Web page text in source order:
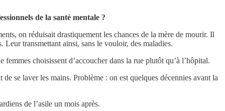
de la santé mentale ?
on réduisait drastiquement les chances de la mère de mourir. Il
Leur transmettant ainsi, sans le vouloir, des maladies.
choisissent d’accoucher dans la rue plutôt qu’à l’hôpital.
se laver les mains. Problème : on est quelques décennies avant la
de l’asile un mois après.